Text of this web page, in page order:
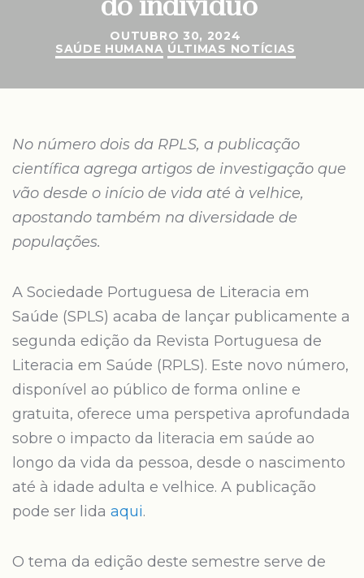
do indivíduo
OUTUBRO 30, 2024
SAÚDE HUMANA ÚLTIMAS NOTÍCIAS
No número dois da RPLS, a publicação
científica agrega artigos de investigação que
vão desde o início de vida até à velhice,
apostando também na diversidade de
populações.
A Sociedade Portuguesa de Literacia em
Saúde (SPLS) acaba de lançar publicamente a
segunda edição da Revista Portuguesa de
Literacia em Saúde (RPLS). Este novo número,
disponível ao público de forma online e
gratuita, oferece uma perspetiva aprofundada
sobre o impacto da literacia em saúde ao
longo da vida da pessoa, desde o nascimento
até à idade adulta e velhice. A publicação
pode ser lida aqui.
O tema da edição deste semestre serve de